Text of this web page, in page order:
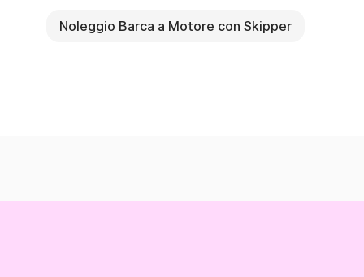
Noleggio Barca a Motore con Skipper